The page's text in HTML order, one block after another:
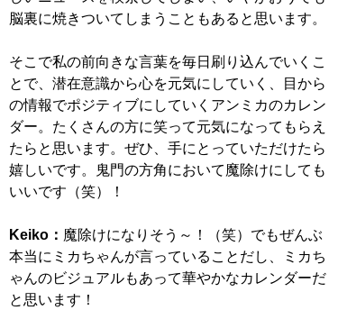
脳裏に焼きついてしまうこともあると思います。
そこで私の前向きな言葉を毎日刷り込んでいくこ
とで、潜在意識から心を元気にしていく、目から
の情報でポジティブにしていくアンミカのカレン
ダー。たくさんの方に笑って元気になってもらえ
たらと思います。ぜひ、手にとっていただけたら
嬉しいです。鬼門の方角において魔除けにしても
いいです（笑）！
Keiko： 魔除けになりそう～！（笑）でもぜんぶ
本当にミカちゃんが言っていることだし、ミカち
ゃんのビジュアルもあって華やかなカレンダーだ
と思います！